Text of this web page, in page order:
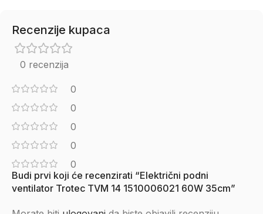
Recenzije kupaca
0 recenzija
0
0
0
0
0
Budi prvi koji će recenzirati “Električni podni
ventilator Trotec TVM 14 1510006021 60W 35cm”